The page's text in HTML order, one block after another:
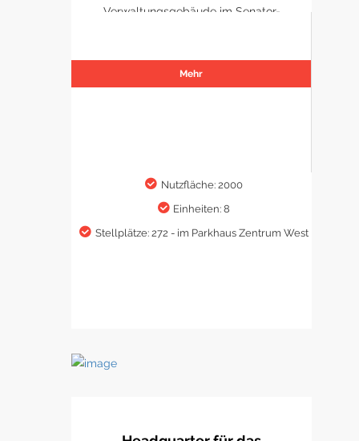
Verwaltungsgebäude im Senator-
Mehr
Nutzfläche: 2000
Einheiten: 8
Stellplätze: 272 - im Parkhaus Zentrum West